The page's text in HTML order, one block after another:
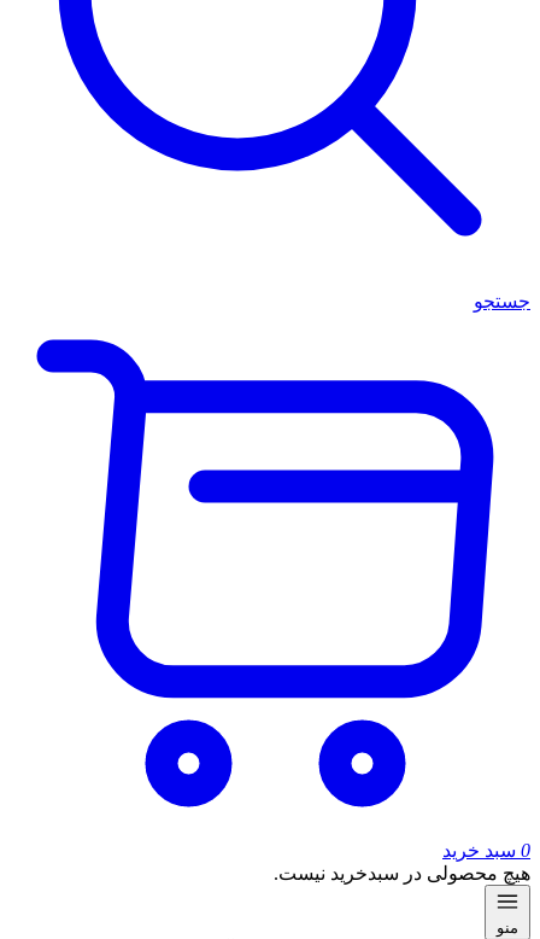
جستجو
0 سبد خرید
هیچ محصولی در سبدخرید نیست.
منو